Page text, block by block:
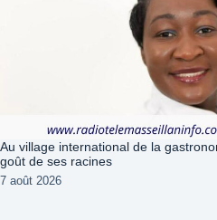
Au village international de la
goût de ses racines
7 août 2026